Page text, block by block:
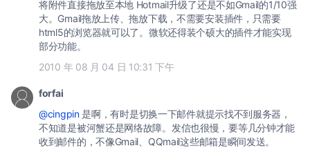
将附件直接拖放至本地 Hotmail升级了还是不如Gmail的1/10强
大。Gmail拖放上传、拖放下载，不需要安装插件，只需要
html5的浏览器就可以了。微软还得装个硕大的插件才能实现
部分功能。
2010 年 08 月 04 日 10:31 下午
forfai
@cingpin是啊，有时是切换一下邮件就提示找不到服务器，
不知道是被河蟹还是网络故障。发信也很慢，要等几分钟才能
收到邮件的，不像Gmail、QQmail这些邮箱是瞬间发送。